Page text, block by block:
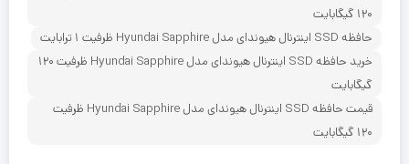
120 گیگابایت
حافظه SSD اینترنال هیوندای مدل Hyundai Sapphire ظرفیت 1 ترابایت
خرید حافظه SSD اینترنال هیوندای مدل Hyundai Sapphire ظرفیت 120
گیگابایت
قیمت حافظه SSD اینترنال هیوندای مدل Hyundai Sapphire ظرفیت
120 گیگابایت